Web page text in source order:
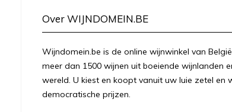
Over WIJNDOMEIN.BE
Wijndomein.be is de online wijnwinkel van
meer dan 1500 wijnen uit boeiende wijnlanden
wereld. U kiest en koopt vanuit uw luie zetel en
democratische prijzen.